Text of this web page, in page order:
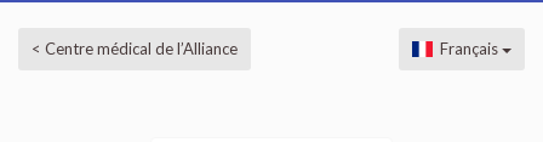
< Centre médical de l’Alliance Français